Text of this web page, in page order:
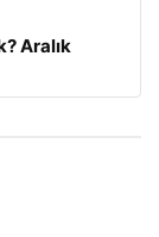
Aralık